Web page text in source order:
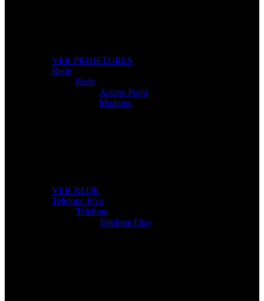
VER PROJETORES
Rede
Rede
Access Point
Modems
VER REDE
Telefone Fixo
Telefone
Telefone Fixo